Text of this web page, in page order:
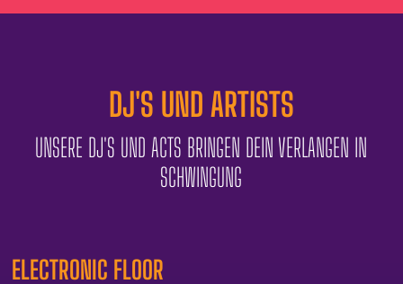
DJ'S UND ARTISTS
UNSERE DJ'S UND ACTS BRINGEN DEIN VERLANGEN IN
SCHWINGUNG
ELECTRONIC FLOOR